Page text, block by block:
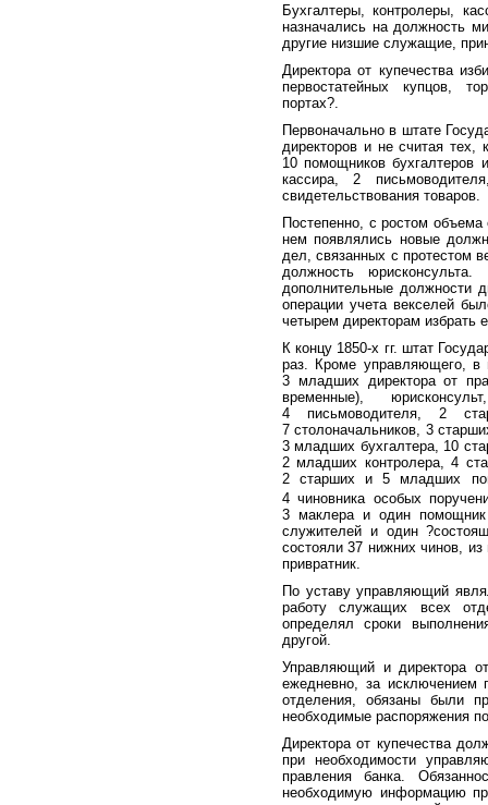
Бухгалтеры, контролеры,
назначались на должность
другие низшие служащие,
Директора от купечества
первостатейных купцов,
портах?.
Первоначально в штате
директоров и не считая тех,
10 помощников бухгалтеров
кассира, 2
свидетельствования товаров.
Постепенно, с ростом
нем появлялись новые
дел, связанных с протестом
должность
дополнительные должности
операции учета векселей
четырем директорам избрать
К концу 1850-х гг. штат
раз. Кроме управляющего,
3 младших директора от
временные),
4 письмоводителя, 2
7 столоначальников, 3
3 младших бухгалтера, 10
2 младших контролера, 4
2 старших и 5 младших
4 чиновника особых
3 маклера и один помощник
служителей и один
состояли 37 нижних чинов,
привратник.
По уставу управляющий
работу служащих всех
определял сроки
другой.
Управляющий и директора
ежедневно, за исключением
отделения, обязаны были
необходимые распоряжения
Директора от купечества
при необходимости
правления банка.
необходимую информацию